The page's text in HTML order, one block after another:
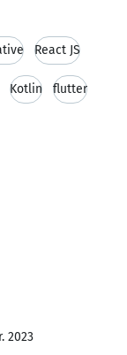
React JS
Kotlin flutter
2023